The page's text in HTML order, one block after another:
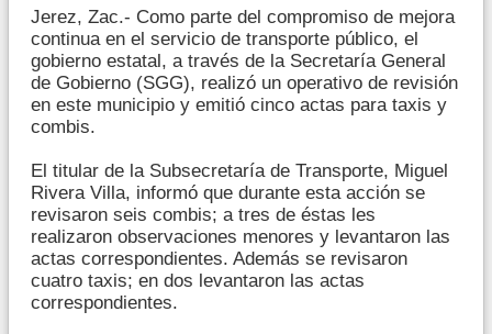
Jerez, Zac.- Como parte del compromiso de mejora
continua en el servicio de transporte público, el
gobierno estatal, a través de la Secretaría General
de Gobierno (SGG), realizó un operativo de revisión
en este municipio y emitió cinco actas para taxis y
combis.
El titular de la Subsecretaría de Transporte, Miguel
Rivera Villa, informó que durante esta acción se
revisaron seis combis; a tres de éstas les
realizaron observaciones menores y levantaron las
actas correspondientes. Además se revisaron
cuatro taxis; en dos levantaron las actas
correspondientes.